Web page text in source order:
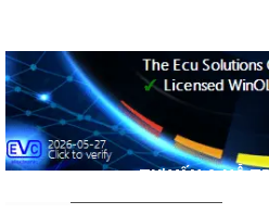
TƯ VẤN & HỖ